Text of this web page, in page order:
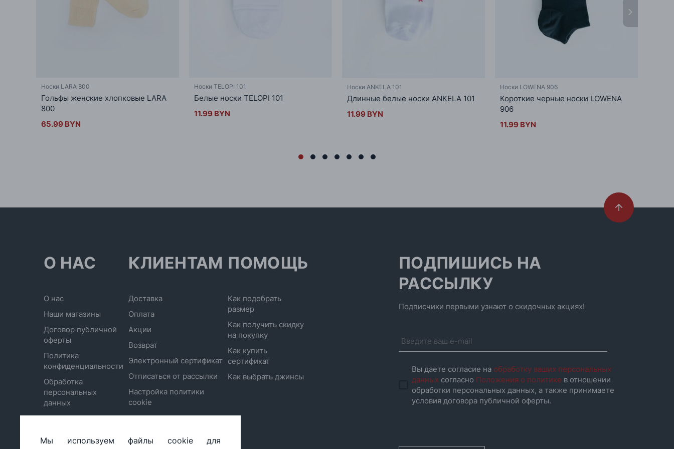
Носки LARA 800
Гольфы женские хлопковые LARA
800
65.99 BYN
Носки TELOPI 101
Белые носки TELOPI 101
11.99 BYN
Носки ANKELA 101
Длинные белые носки ANKELA 101
11.99 BYN
Носки LOWENA 906
Короткие черные носки LOWENA
906
11.99 BYN
О НАС
О нас
Наши магазины
Договор публичной
оферты
Политика
конфиденциальности
Обработка
персональных
данных
КЛИЕНТАМ
Доставка
Оплата
Акции
Возврат
Электронный сертификат
Отписаться от рассылки
Настройка политики
cookie
ПОМОЩЬ
Как подобрать
размер
Как получить скидку
на покупку
Как купить
сертификат
Как выбрать джинсы
ООО «БИГ СТАР», УНП 490986593
ПОДПИШИСЬ НА
РАССЫЛКУ
Подписчики первыми узнают о скидочных акциях!
Вы даете согласие на обработку ваших персональных
данных согласно Положения о политике в отношении
обработки персональных данных, а также принимаете
условия договора публичной оферты.
Мы используем файлы cookie для